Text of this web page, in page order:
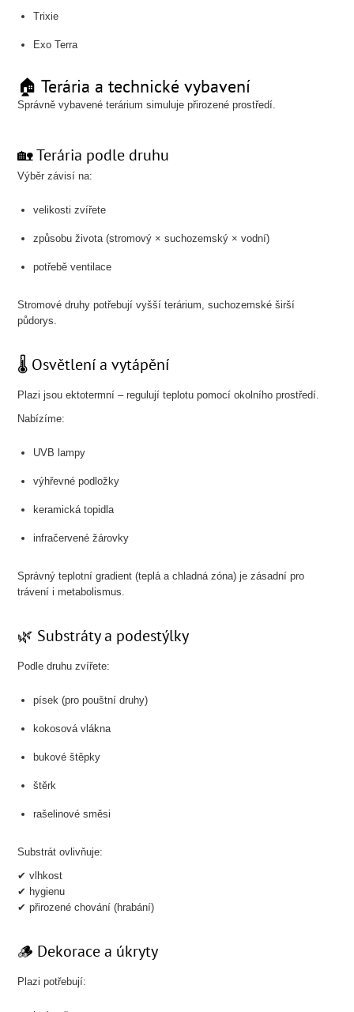
Trixie
Exo Terra
🏠 Terária a technické vybavení
Správně vybavené terárium simuluje přirozené prostředí.
🏡 Terária podle druhu
Výběr závisí na:
velikosti zvířete
způsobu života (stromový × suchozemský × vodní)
potřebě ventilace
Stromové druhy potřebují vyšší terárium, suchozemské širší
půdorys.
🌡️ Osvětlení a vytápění
Plazi jsou ektotermní – regulují teplotu pomocí okolního prostředí.
Nabízíme:
UVB lampy
výhřevné podložky
keramická topidla
infračervené žárovky
Správný teplotní gradient (teplá a chladná zóna) je zásadní pro
trávení i metabolismus.
🌿 Substráty a podestýlky
Podle druhu zvířete:
písek (pro pouštní druhy)
kokosová vlákna
bukové štěpky
štěrk
rašelinové směsi
Substrát ovlivňuje:
✔ vlhkost
✔ hygienu
✔ přirozené chování (hrabání)
🪵 Dekorace a úkryty
Plazi potřebují: